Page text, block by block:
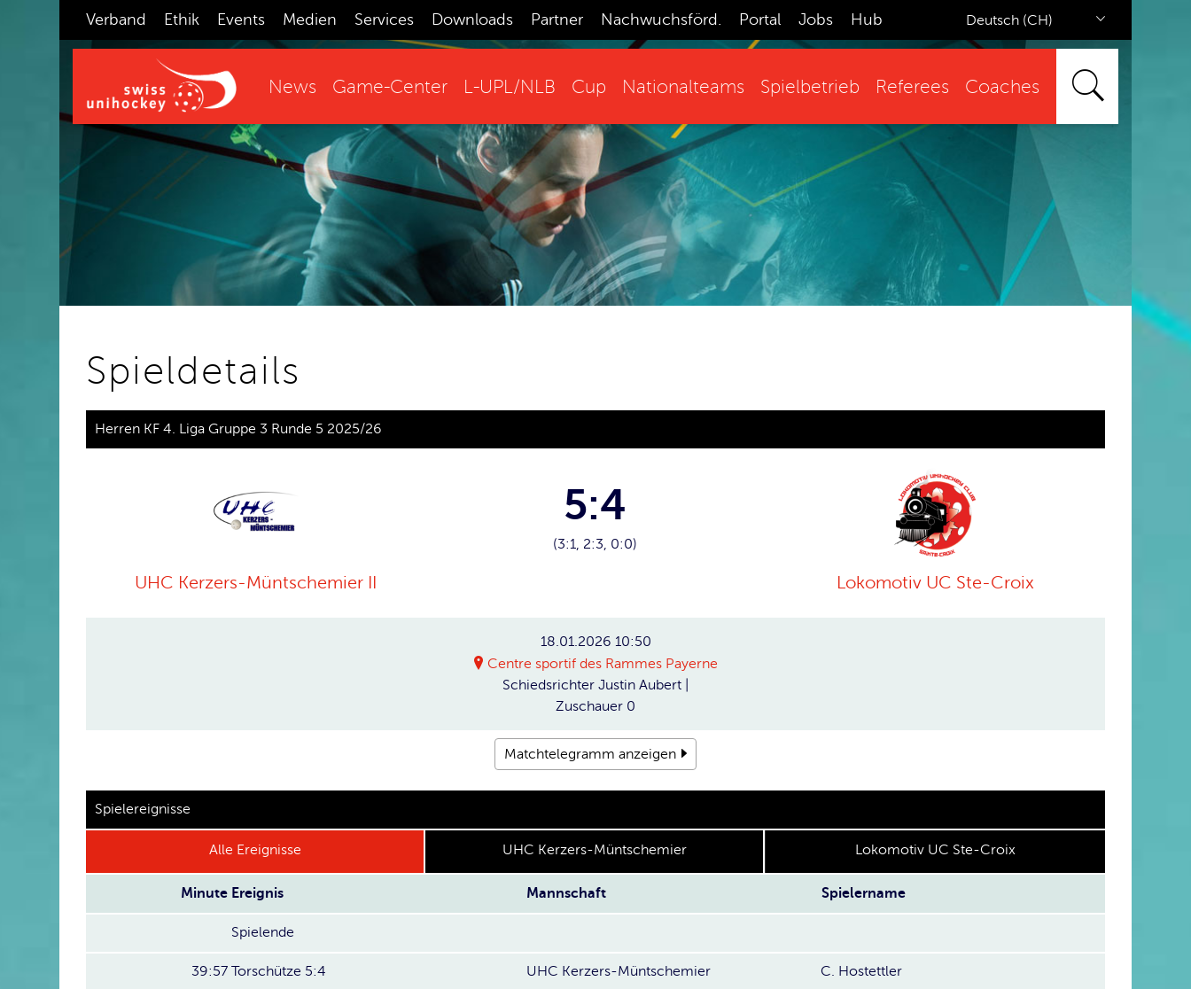
Verband Ethik Events Medien Services Downloads Partner Nachwuchsförd. Portal Jobs Hub Deutsch (CH)
News Game-Center L-UPL/NLB Cup Nationalteams Spielbetrieb Referees Coaches
Spieldetails
Herren KF 4. Liga Gruppe 3 Runde 5 2025/26
UHC Kerzers-Müntschemier II
5:4
(3:1, 2:3, 0:0)
Lokomotiv UC Ste-Croix
18.01.2026 10:50
Centre sportif des Rammes Payerne
Schiedsrichter Justin Aubert |
Zuschauer 0
Matchtelegramm anzeigen
Spielereignisse
Alle Ereignisse UHC Kerzers-Müntschemier Lokomotiv UC Ste-Croix
Minute Ereignis Mannschaft Spielername
Spielende
39:57 Torschütze 5:4 UHC Kerzers-Müntschemier C. Hostettler